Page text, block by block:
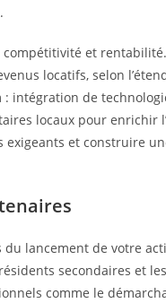
et
locatifs, selon
intégration de
locaux pour enrichir
et construire
lancement de votre
secondaires et
comme le